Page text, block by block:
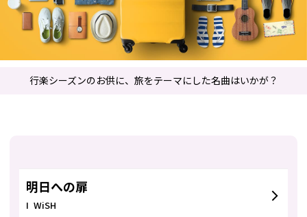
行楽シーズンのお供に、旅をテーマにした名曲はいかが？
明日への扉
I WiSH